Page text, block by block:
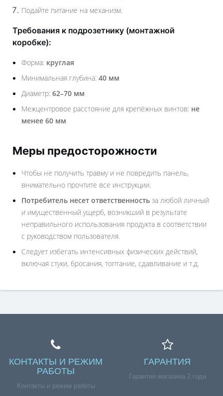
Подайте питание на механизм.
Требования к подрозетнику (монтажной
коробке):
Форма: круглая
Минимальная глубина: 40 мм
Диаметр: 62–70 мм
Межцентровое расстояние для крепёжных винтов: не
менее 60 мм
Меры предосторожности
Чтобы не получить травму и не повредить панель,
внимательно прочтите все инструкции.
Потребитель несет ответственность за любой личный
и имущественный ущерб, возникший в результате
неправильного использования продукта в соответствии
с руководством пользователя.
Следует избегать интенсивных физических действий,
включая стуки, бросания, топтание, сдавливание и т.д.
КОНТАКТЫ И РЕЖИМ
РАБОТЫ
Контакты и режим работы
ГАРАНТИЯ
Гарантия магазина 2 года